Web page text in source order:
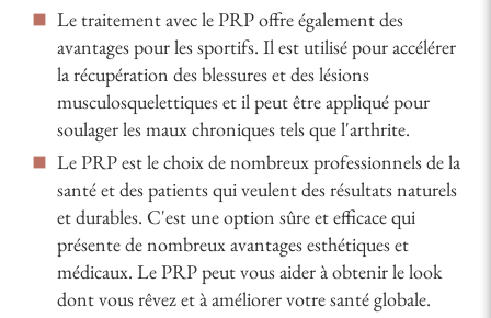
Le traitement avec le PRP offre également des
avantages pour les sportifs. Il est utilisé pour accélérer
la récupération des blessures et des lésions
musculosquelettiques et il peut être appliqué pour
soulager les maux chroniques tels que l'arthrite.
Le PRP est le choix de nombreux professionnels de la
santé et des patients qui veulent des résultats naturels
et durables. C'est une option sûre et efficace qui
présente de nombreux avantages esthétiques et
médicaux. Le PRP peut vous aider à obtenir le look
dont vous rêvez et à améliorer votre santé globale.